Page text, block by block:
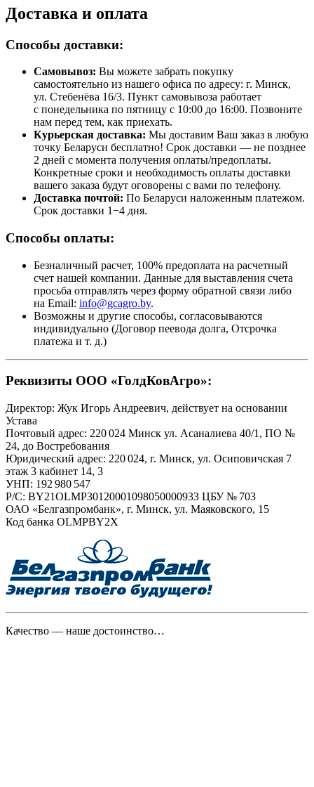
Доставка и оплата
Способы доставки:
Самовывоз: Вы можете забрать покупку
самостоятельно из нашего офиса по адресу: г. Минск,
ул. Стебенёва 16/3. Пункт самовывоза работает
с понедельника по пятницу с 10:00 до 16:00. Позвоните
нам перед тем, как приехать.
Курьерская доставка: Мы доставим Ваш заказ в любую
точку Беларуси бесплатно! Срок доставки — не позднее
2 дней с момента получения оплаты/предоплаты.
Конкретные сроки и необходимость оплаты доставки
вашего заказа будут оговорены с вами по телефону.
Доставка почтой: По Беларуси наложенным платежом.
Срок доставки 1−4 дня.
Способы оплаты:
Безналичный расчет, 100% предоплата на расчетный
счет нашей компании. Данные для выставления счета
просьба отправлять через форму обратной связи либо
на Email: info@gcagro.by.
Возможны и другие способы, согласовываются
индивидуально (Договор пеевода долга, Отсрочка
платежа и т. д.)
Реквизиты ООО «ГолдКовАгро»:
Директор: Жук Игорь Андреевич, действует на основании
Устава
Почтовый адрес: 220 024 Минск ул. Асаналиева 40/1, ПО №
24, до Востребования
Юридический адрес: 220 024, г. Минск, ул. Осиповичская 7
этаж 3 кабинет 14, 3
УНП: 192 980 547
Р/С: BY21OLMP30120001098050000933 ЦБУ № 703
ОАО «Белгазпромбанк», г. Минск, ул. Маяковского, 15
Код банка OLMPBY2X
Качество — наше достоинство…